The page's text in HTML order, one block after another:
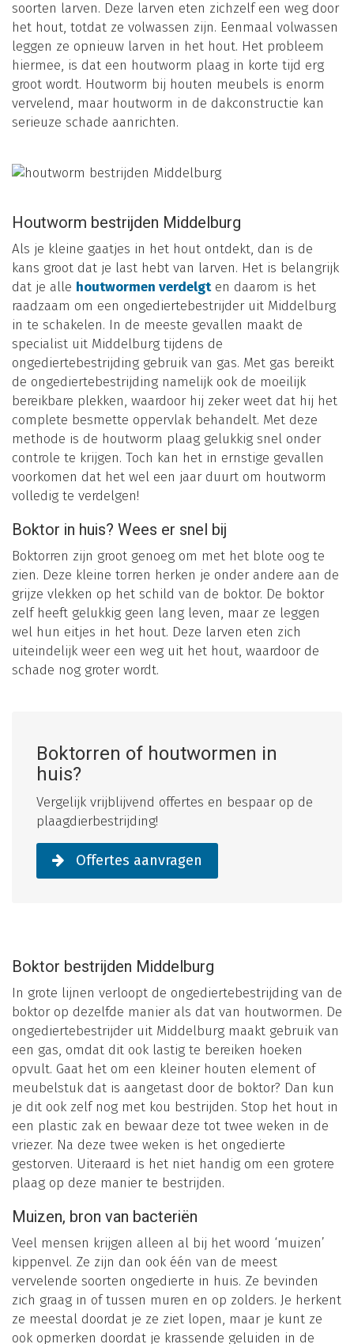
soorten larven. Deze larven eten zichzelf een weg door
het hout, totdat ze volwassen zijn. Eenmaal volwassen
leggen ze opnieuw larven in het hout. Het probleem
hiermee, is dat een houtworm plaag in korte tijd erg
groot wordt. Houtworm bij houten meubels is enorm
vervelend, maar houtworm in de dakconstructie kan
serieuze schade aanrichten.
Houtworm bestrijden Middelburg
Als je kleine gaatjes in het hout ontdekt, dan is de
kans groot dat je last hebt van larven. Het is belangrijk
dat je alle houtwormen verdelgten daarom is het
raadzaam om een ongediertebestrijder uit Middelburg
in te schakelen. In de meeste gevallen maakt de
specialist uit Middelburg tijdens de
ongediertebestrijding gebruik van gas. Met gas bereikt
de ongediertebestrijding namelijk ook de moeilijk
bereikbare plekken, waardoor hij zeker weet dat hij het
complete besmette oppervlak behandelt. Met deze
methode is de houtworm plaag gelukkig snel onder
controle te krijgen. Toch kan het in ernstige gevallen
voorkomen dat het wel een jaar duurt om houtworm
volledig te verdelgen!
Boktor in huis? Wees er snel bij
Boktorren zijn groot genoeg om met het blote oog te
zien. Deze kleine torren herken je onder andere aan de
grijze vlekken op het schild van de boktor. De boktor
zelf heeft gelukkig geen lang leven, maar ze leggen
wel hun eitjes in het hout. Deze larven eten zich
uiteindelijk weer een weg uit het hout, waardoor de
schade nog groter wordt.
Boktorren of houtwormen in
huis?
Vergelijk vrijblijvend offertes en bespaar op de
plaagdierbestrijding!
Offertes aanvragen
Boktor bestrijden Middelburg
In grote lijnen verloopt de ongediertebestrijding van de
boktor op dezelfde manier als dat van houtwormen. De
ongediertebestrijder uit Middelburg maakt gebruik van
een gas, omdat dit ook lastig te bereiken hoeken
opvult. Gaat het om een kleiner houten element of
meubelstuk dat is aangetast door de boktor? Dan kun
je dit ook zelf nog met kou bestrijden. Stop het hout in
een plastic zak en bewaar deze tot twee weken in de
vriezer. Na deze twee weken is het ongedierte
gestorven. Uiteraard is het niet handig om een grotere
plaag op deze manier te bestrijden.
Muizen, bron van bacteriën
Veel mensen krijgen alleen al bij het woord ‘muizen’
kippenvel. Ze zijn dan ook één van de meest
vervelende soorten ongedierte in huis. Ze bevinden
zich graag in of tussen muren en op zolders. Je herkent
ze meestal doordat je ze ziet lopen, maar je kunt ze
ook opmerken doordat je krassende geluiden in de